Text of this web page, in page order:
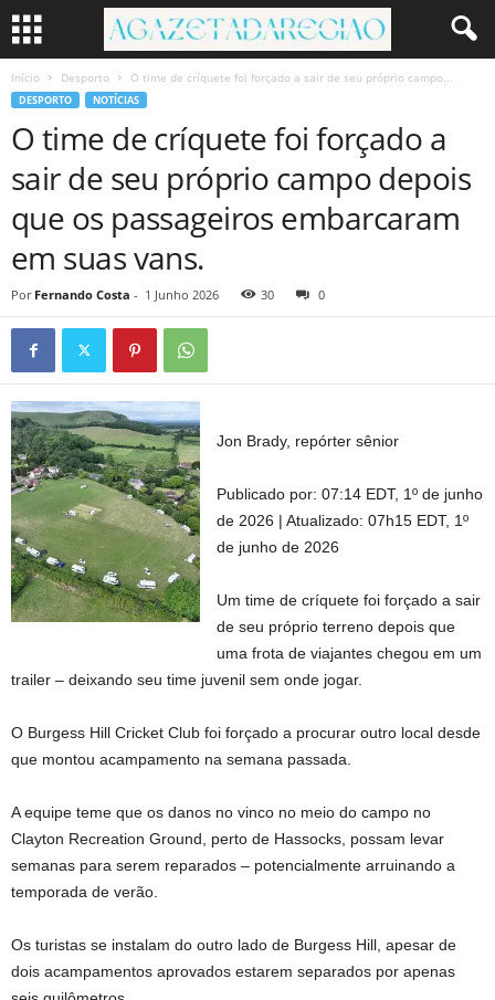
Início Desporto O time de críquete foi forçado a sair de seu próprio campo...
DESPORTO NOTÍCIAS
O time de críquete foi forçado a
sair de seu próprio campo depois
que os passageiros embarcaram
em suas vans.
Por Fernando Costa - 1 Junho 2026 30 0
Jon Brady, repórter sênior
Publicado por: 07:14 EDT, 1º de junho
de 2026 |Atualizado: 07h15 EDT, 1º
de junho de 2026
Um time de críquete foi forçado a sair
de seu próprio terreno depois que
uma frota de viajantes chegou em um
trailer – deixando seu time juvenil sem onde jogar.
O Burgess Hill Cricket Club foi forçado a procurar outro local desde
que montou acampamento na semana passada.
A equipe teme que os danos no vinco no meio do campo no
Clayton Recreation Ground, perto de Hassocks, possam levar
semanas para serem reparados – potencialmente arruinando a
temporada de verão.
Os turistas se instalam do outro lado de Burgess Hill, apesar de
dois acampamentos aprovados estarem separados por apenas